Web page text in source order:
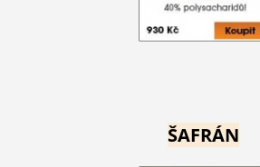
ŠAFRÁN